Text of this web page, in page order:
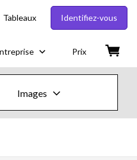
Tableaux Identifiez-vous
Prix
Images